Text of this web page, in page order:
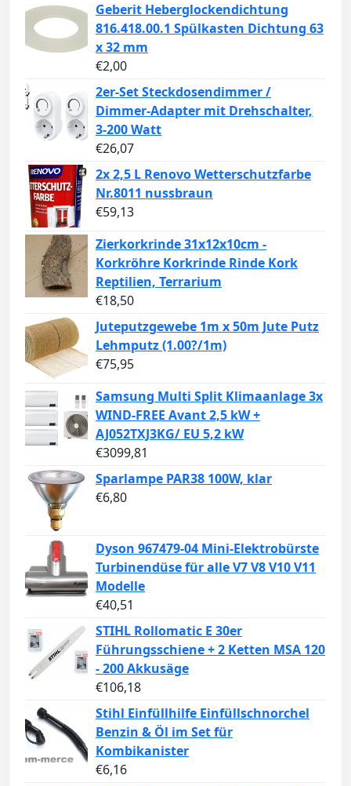
Geberit Heberglockendichtung
816.418.00.1 Spülkasten Dichtung 63
x 32 mm
€2,00
2er-Set Steckdosendimmer /
Dimmer-Adapter mit Drehschalter,
3-200 Watt
€26,07
2x 2,5 L Renovo Wetterschutzfarbe
Nr.8011 nussbraun
€59,13
Zierkorkrinde 31x12x10cm -
Korkröhre Korkrinde Rinde Kork
Reptilien, Terrarium
€18,50
Juteputzgewebe 1m x 50m Jute Putz
Lehmputz (1.00?/1m)
€75,95
Samsung Multi Split Klimaanlage 3x
WIND-FREE Avant 2,5 kW +
AJ052TXJ3KG/ EU 5,2 kW
€3099,81
Sparlampe PAR38 100W, klar
€6,80
Dyson 967479-04 Mini-Elektrobürste
Turbinendüse für alle V7 V8 V10 V11
Modelle
€40,51
STIHL Rollomatic E 30er
Führungsschiene + 2 Ketten MSA 120
- 200 Akkusäge
€106,18
Stihl Einfüllhilfe Einfüllschnorchel
Benzin & Öl im Set für
Kombikanister
€6,16